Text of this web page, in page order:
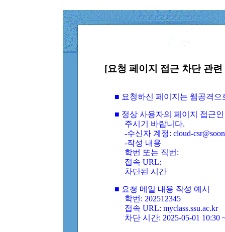
[요청 페이지 접근 차단 관
■ 요청하신 페이지는 웹공격
■ 정상 사용자의 페이지 접근
주시기 바랍니다.
-수신자 계정: cloud-
-작성 내용
학번 또는 직번:
접속 URL:
차단된 시간
■ 요청 메일 내용 작성 예시
학번: 202512345
접속 URL: myclass.ssu.ac.kr
차단 시간: 2025-05-01 10:30